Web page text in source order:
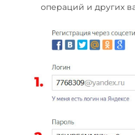
операций и других